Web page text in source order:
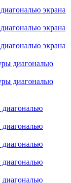
экрана
экрана
экрана
диагональю
диагональю
диагональю
диагональю
диагональю
диагональю
диагональю